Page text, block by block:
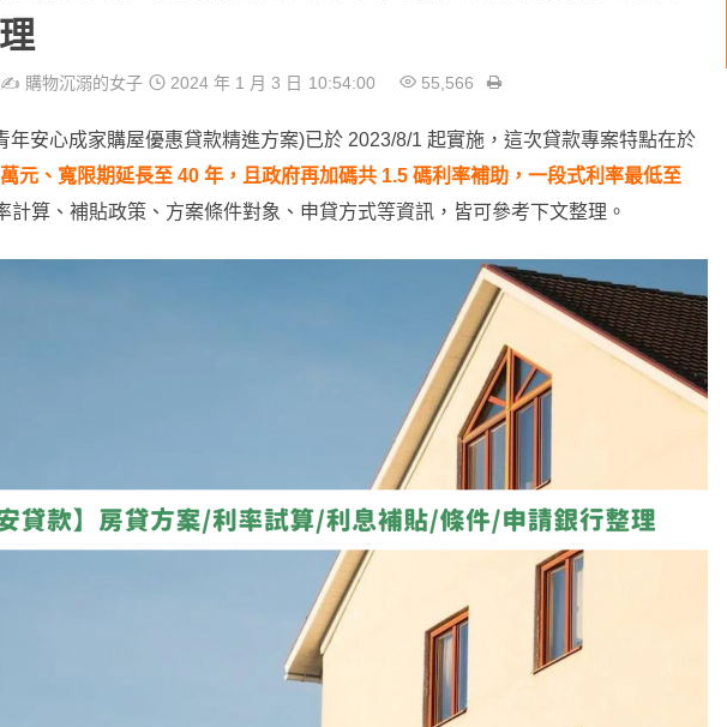
✍️ 購物沉溺的女子 2024 年 1 月 3 日 10:54:00 55,566
年安心成家購屋優惠貸款精進方案)已於 2023/8/1 起實施，這次貸款專案特點在於
元、寬限期延長至 40 年，且政府再加碼共 1.5 碼利率補助，一段式利率最低至
計算、補貼政策、方案條件對象、申貸方式等資訊，皆可參考下文整理。